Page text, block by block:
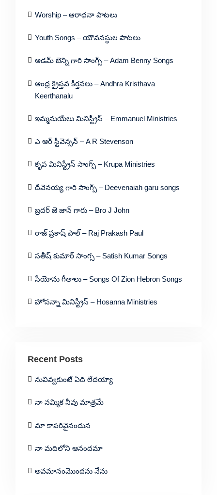
Worship – ఆరాధనా పాటలు
Youth Songs – యౌవనస్థుల పాటలు
ఆడమ్ బెన్ని గారి సాంగ్స్ – Adam Benny Songs
ఆంధ్ర క్రైస్తవ కీర్తనలు – Andhra Kristhava
Keerthanalu
ఇమ్మనుయేలు మినిస్ట్రీస్ – Emmanuel Ministries
ఎ ఆర్ స్టీవెన్సన్ – A R Stevenson
కృప మినిస్ట్రీస్ సాంగ్స్ – Krupa Ministries
దీవెనయ్య గారి సాంగ్స్ – Deevenaiah garu songs
బ్రదర్ జె జాన్ గారు – Bro J John
రాజ్ ప్రకాష్ పాల్ – Raj Prakash Paul
సతీష్ కుమార్ సాంగ్స – Satish Kumar Songs
సీయోను గీతాలు – Songs Of Zion Hebron Songs
హోసన్నా మినిస్ట్రీస్ – Hosanna Ministries
Recent Posts
నువివ్వకుంటే ఏది లేదయ్యా
నా నమ్మిక నీవు మాత్రమే
మా కాపరివైనందున
నా మదిలోని ఆనందమా
అవమానంమొందను నేను